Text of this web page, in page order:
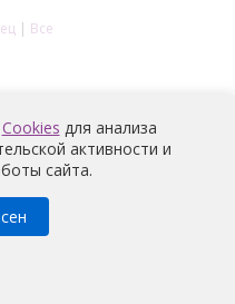
| Все
конфиденциальности
Cookies для анализа
активности и
сайта.